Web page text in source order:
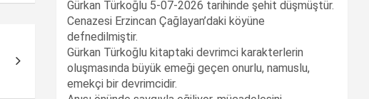
Gürkan Türkoğlu 5-07-2026 tarihinde şehit düşmüştür.
Cenazesi Erzincan Çağlayan’daki köyüne
defnedilmiştir.
Gürkan Türkoğlu kitaptaki devrimci karakterlerin
oluşmasında büyük emeği geçen onurlu, namuslu,
emekçi bir devrimcidir.